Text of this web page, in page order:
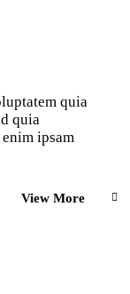
quia
quia
ipsam
View More